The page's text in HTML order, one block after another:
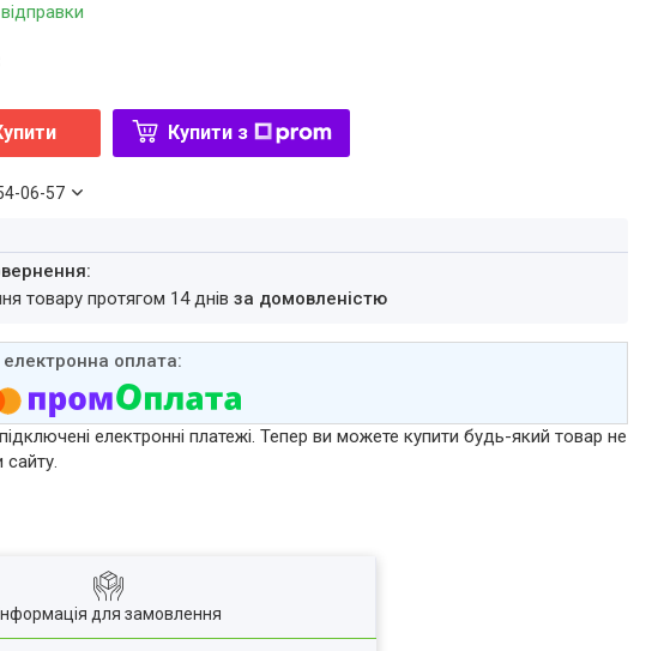
Купити з
06-57
товару протягом 14 днівза домовленістю
електронні платежі. Тепер ви можете купити будь-який товар не
Інформація для замовлення